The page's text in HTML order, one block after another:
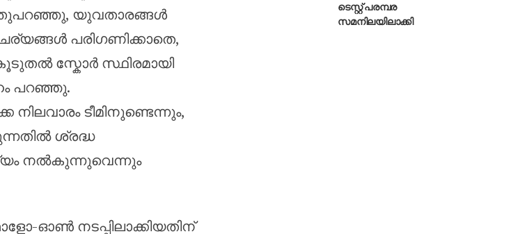
യുവതാരങ്ങൾ
പരിഗണിക്കാതെ,
സ്കോർ സ്ഥിരമായി
പറഞ്ഞു.
നിലവാരം ടീമിനുണ്ടെന്നും,
ശ്രദ്ധ
നൽകുന്നുവെന്നും
ഓൺ നടപ്പിലാക്കിയതിന്
ടെസ്റ്റ് പരമ്പര
സമനിലയിലാക്കി